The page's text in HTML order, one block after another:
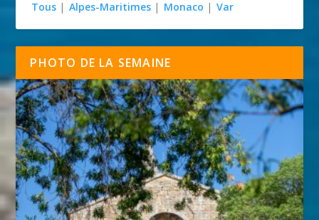
Tous | Alpes-Maritimes | Monaco | Var
PHOTO DE LA SEMAINE